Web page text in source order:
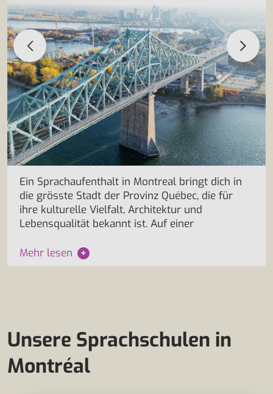
Ein Sprachaufenthalt in Montreal bringt dich in
die grösste Stadt der Provinz Québec, die für
ihre kulturelle Vielfalt, Architektur und
Lebensqualität bekannt ist. Auf einer
Mehr lesen +
Unsere Sprachschulen in
Montréal